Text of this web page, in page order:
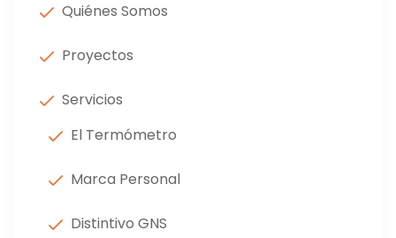
Quiénes Somos
Proyectos
Servicios
El Termómetro
Marca Personal
Distintivo GNS